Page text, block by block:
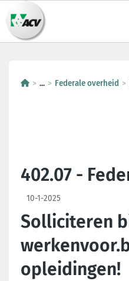
... Federale overheid
402.07 -
10-1-2025
Solliciteren
opleidingen!